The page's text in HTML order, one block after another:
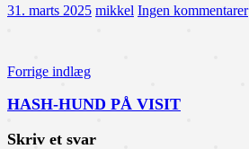
31. marts 2025 mikkel Ingen kommentarer
Indlægsnavigation
Forrige indlæg
HASH-HUND PÅ VISIT
Skriv et svar